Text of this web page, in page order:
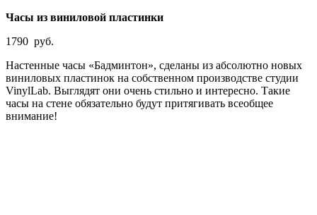
Часы из виниловой пластинки
1790 руб.
Настенные часы «Бадминтон», сделаны из абсолютно новых
виниловых пластинок на собственном производстве студии
VinylLab. Выглядят они очень стильно и интересно. Такие
часы на стене обязательно будут притягивать всеобщее
внимание!